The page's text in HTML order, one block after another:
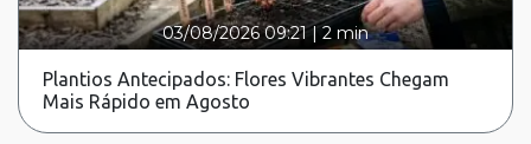
03/08/2026 09:21|2 min
Plantios Antecipados: Flores Vibrantes Chegam
Mais Rápido em Agosto